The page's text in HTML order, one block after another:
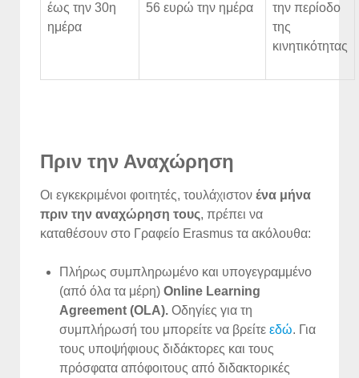
έως την 30η
ημέρα
56 ευρώ την ημέρα
την περίοδο
της
κινητικότητας
Πριν την Αναχώρηση
Οι εγκεκριμένοι φοιτητές, τουλάχιστον ένα μήνα
πριν την αναχώρηση τους, πρέπει να
καταθέσουν στο Γραφείο Erasmus τα ακόλουθα:
Πλήρως συμπληρωμένο και υπογεγραμμένο
(από όλα τα μέρη) Online Learning
Agreement (OLA). Οδηγίες για τη
συμπλήρωσή του μπορείτε να βρείτε εδώ. Για
τους υποψήφιους διδάκτορες και τους
πρόσφατα απόφοιτους από διδακτορικές